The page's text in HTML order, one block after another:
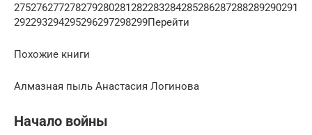
275276277278279280281282283284285286287288289290291
292293294295296297298299Перейти
Похожие книги
Алмазная пыль Анастасия Логинова
Начало войны